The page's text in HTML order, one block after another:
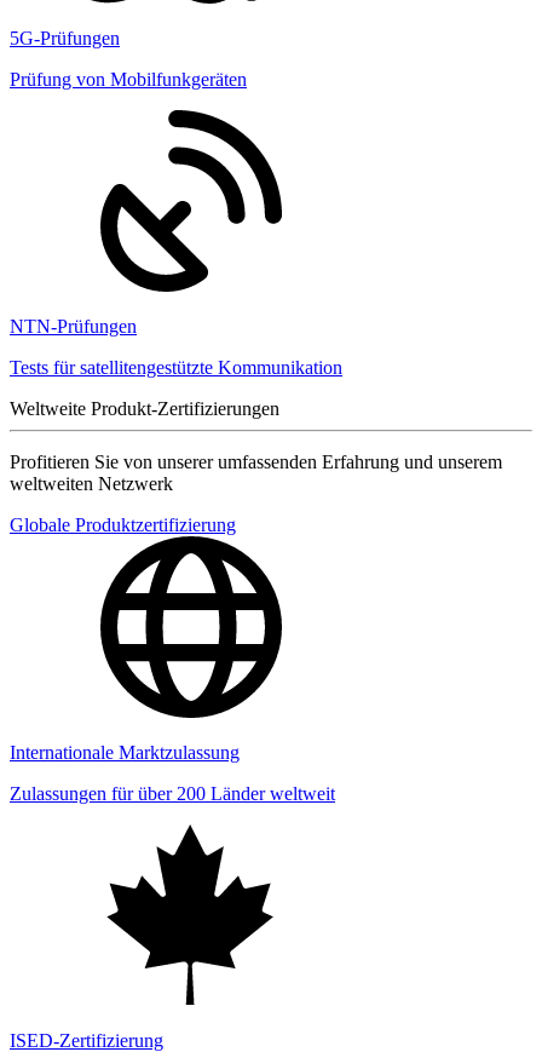
5G-Prüfungen
Prüfung von Mobilfunkgeräten
NTN-Prüfungen
Tests für satellitengestützte Kommunikation
Weltweite Produkt-Zertifizierungen
Profitieren Sie von unserer umfassenden Erfahrung und unserem
weltweiten Netzwerk
Globale Produktzertifizierung
Internationale Marktzulassung
Zulassungen für über 200 Länder weltweit
ISED-Zertifizierung